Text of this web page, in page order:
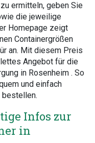
ermitteln, geben Sie
die jeweilige
Homepage zeigt
Containergrößen
an. Mit diesem Preis
Angebot für die
in Rosenheim . So
und einfach
bestellen.
Infos zur
in